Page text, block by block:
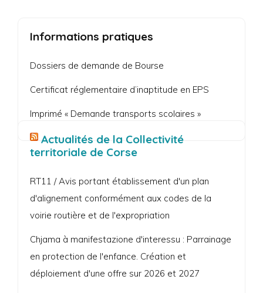
Informations pratiques
Dossiers de demande de Bourse
Certificat réglementaire d’inaptitude en EPS
Imprimé « Demande transports scolaires »
Actualités de la Collectivité
territoriale de Corse
RT11 / Avis portant établissement d'un plan
d'alignement conformément aux codes de la
voirie routière et de l'expropriation
Chjama à manifestazione d'interessu : Parrainage
en protection de l'enfance. Création et
déploiement d'une offre sur 2026 et 2027